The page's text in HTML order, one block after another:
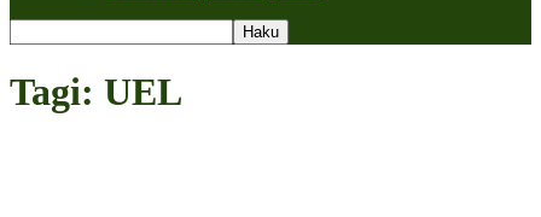
Tagi: UEL